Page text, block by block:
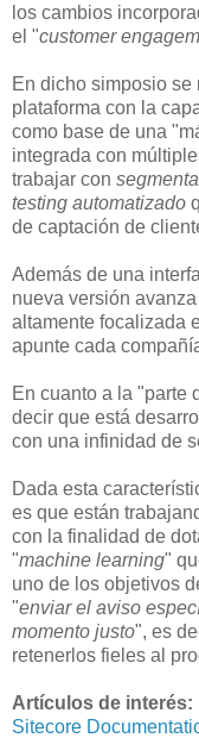
los cambios
el "customer
En dicho simposio se
plataforma con la
como base de una
integrada con
trabajar con
testing automatizado
de captación de
Además de una
nueva versión
altamente focalizada
apunte cada
En cuanto a la "parte
decir que está
con una infinidad de
Dada esta
es que están
con la finalidad de
"machine learning"
uno de los objetivos
"enviar el aviso
momento justo", es
retenerlos fieles al
Artículos de interés:
Sitecore